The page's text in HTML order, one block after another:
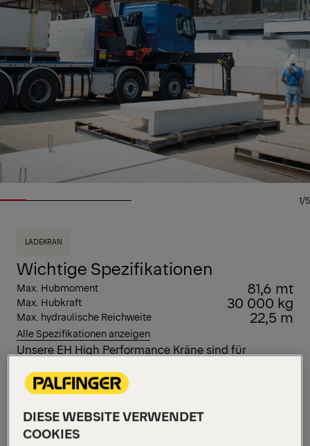
1/5
LADEKRAN
Wichtige Spezifikationen
Max. Hubmoment 81,6 mt
Max. Hubkraft 30 000 kg
Max. hydraulische Reichweite 22,5 m
Alle Spezifikationen anzeigen
Unsere EH High Performance Kräne sind für
Geschwindigkeit, Effizienz und Langlebigkeit
erfordern. Der PK 88002 EH vereint hohe Hubkraft
selbst bei großen Reichweiten mit sicherer und
effizienter Handhabung. DPS Plus steigert die
DIESE WEBSITE VERWENDET
COOKIES